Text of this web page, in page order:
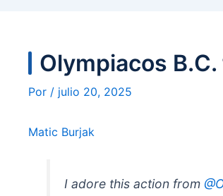
Olympiacos
Por / julio 20, 2025
Matic Burjak
I adore this action from